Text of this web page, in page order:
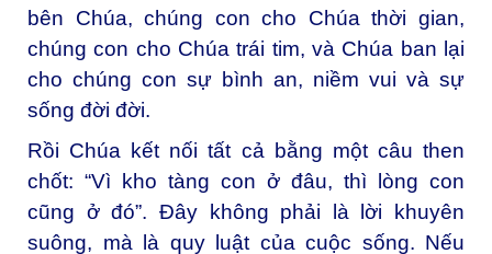
bên Chúa, chúng con cho Chúa thời gian,
chúng con cho Chúa trái tim, và Chúa ban lại
cho chúng con sự bình an, niềm vui và sự
sống đời đời.
Rồi Chúa kết nối tất cả bằng một câu then
chốt: “Vì kho tàng con ở đâu, thì lòng con
cũng ở đó”. Đây không phải là lời khuyên
suông, mà là quy luật của cuộc sống. Nếu